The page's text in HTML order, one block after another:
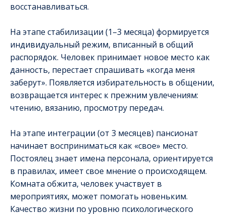
восстанавливаться.
На этапе стабилизации (1–3 месяца) формируется
индивидуальный режим, вписанный в общий
распорядок. Человек принимает новое место как
данность, перестает спрашивать «когда меня
заберут». Появляется избирательность в общении,
возвращается интерес к прежним увлечениям:
чтению, вязанию, просмотру передач.
На этапе интеграции (от 3 месяцев) пансионат
начинает восприниматься как «свое» место.
Постоялец знает имена персонала, ориентируется
в правилах, имеет свое мнение о происходящем.
Комната обжита, человек участвует в
мероприятиях, может помогать новеньким.
Качество жизни по уровню психологического